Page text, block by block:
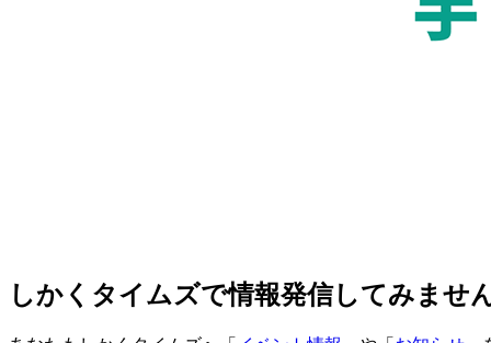
しかくタイムズで情報発信してみませ